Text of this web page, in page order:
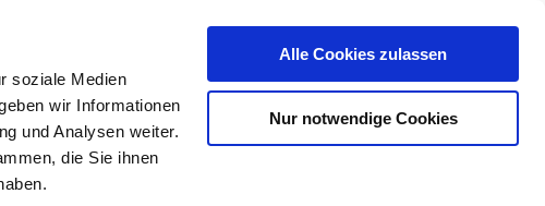
soziale Medien
wir Informationen
und Analysen weiter.
die Sie ihnen
Alle Cookies zulassen
Nur notwendige Cookies